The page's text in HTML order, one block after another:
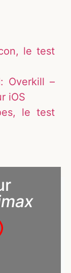
le test
Overkill –
iOS
le test